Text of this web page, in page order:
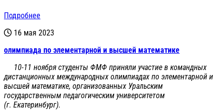
Подробнее
16 мая 2023
олимпиада по элементарной и высшей математике
10-11 ноября студенты ФМФ приняли участие в командных
дистанционных международных олимпиадах по элементарной и
высшей математике, организованных Уральским
государственным педагогическим университетом
(г. Екатеринбург).